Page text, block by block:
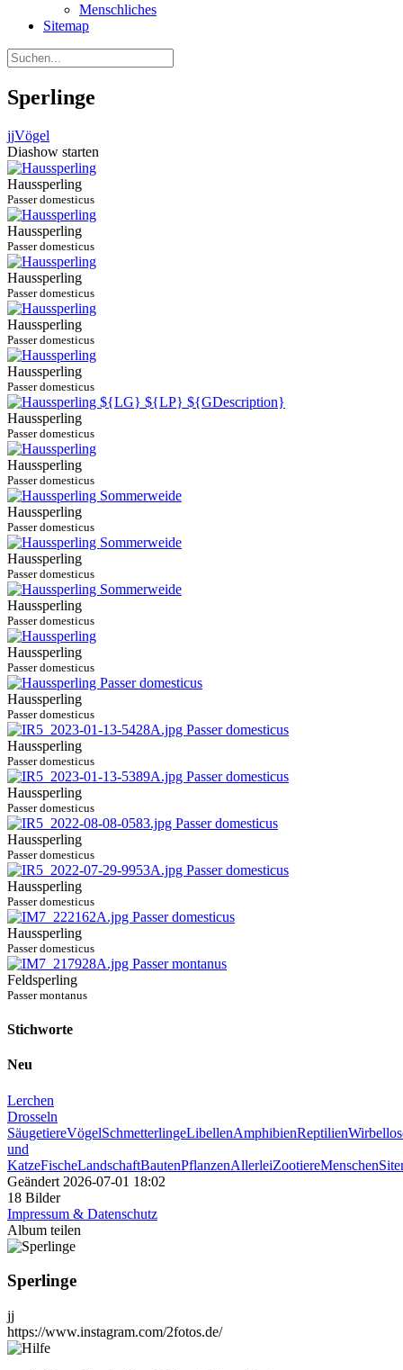
Menschliches
Sitemap
Sperlinge
jjVögel
Diashow starten
Haussperling
Passer domesticus
Haussperling
Passer domesticus
Haussperling
Passer domesticus
Haussperling
Passer domesticus
Haussperling
Passer domesticus
Haussperling
Passer domesticus
Haussperling
Passer domesticus
Haussperling
Passer domesticus
Haussperling
Passer domesticus
Haussperling
Passer domesticus
Haussperling
Passer domesticus
Haussperling
Passer domesticus
Haussperling
Passer domesticus
Haussperling
Passer domesticus
Haussperling
Passer domesticus
Haussperling
Passer domesticus
Haussperling
Passer domesticus
Feldsperling
Passer montanus
Stichworte
Neu
Lerchen
Drosseln
SäugetiereVögelSchmetterlingeLibellenAmphibienReptilien
und
KatzeFischeLandschaftBautenPflanzenAllerleiZootiereMenschen
Geändert 2026-07-01 18:02
18 Bilder
Impressum & Datenschutz
Album teilen
Sperlinge
jj
https://www.instagram.com/2fotos.de/